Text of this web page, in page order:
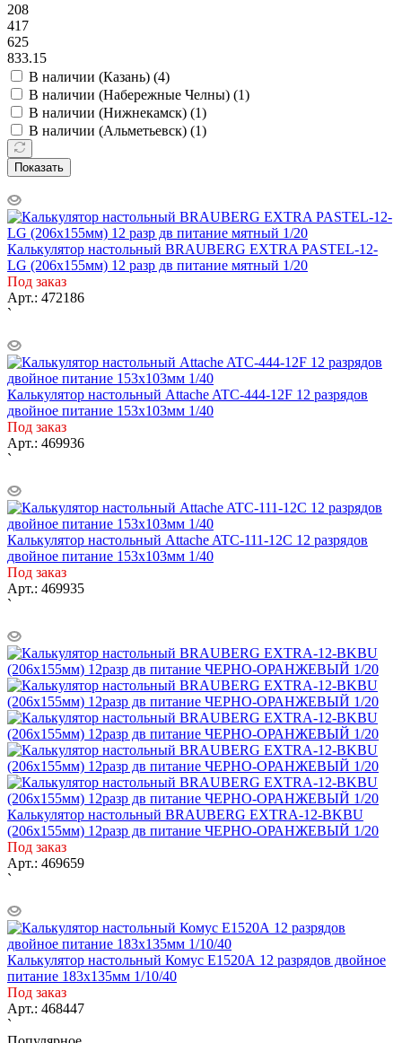
208
417
625
833.15
В наличии (Казань) (4)
В наличии (Набережные Челны) (1)
В наличии (Нижнекамск) (1)
В наличии (Альметьевск) (1)
Показать
Калькулятор настольный BRAUBERG EXTRA PASTEL-12-
LG (206x155мм) 12 разр дв питание мятный 1/20
Под заказ
Арт.: 472186
`
Калькулятор настольный Attache ATC-444-12F 12 разрядов
двойное питание 153х103мм 1/40
Под заказ
Арт.: 469936
`
Калькулятор настольный Attache ATC-111-12C 12 разрядов
двойное питание 153х103мм 1/40
Под заказ
Арт.: 469935
`
Калькулятор настольный BRAUBERG EXTRA-12-BKBU
(206x155мм) 12разр дв питание ЧЕРНО-ОРАНЖЕВЫЙ 1/20
Под заказ
Арт.: 469659
`
Калькулятор настольный Комус Е1520А 12 разрядов двойное
питание 183x135мм 1/10/40
Под заказ
Арт.: 468447
`